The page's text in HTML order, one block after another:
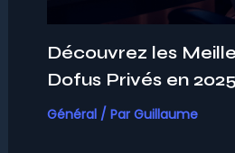
Découvrez les
Dofus Privés en
Général/ Par Guillaume